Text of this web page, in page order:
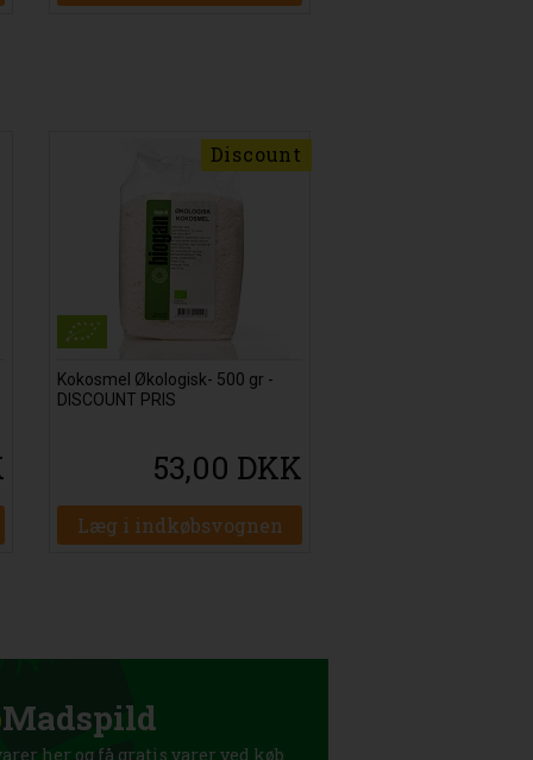
Discount
Kokosmel Økologisk- 500 gr -
DISCOUNT PRIS
53,00 DKK
Læg i indkøbsvognen
Madspild
her og få gratis varer ved køb